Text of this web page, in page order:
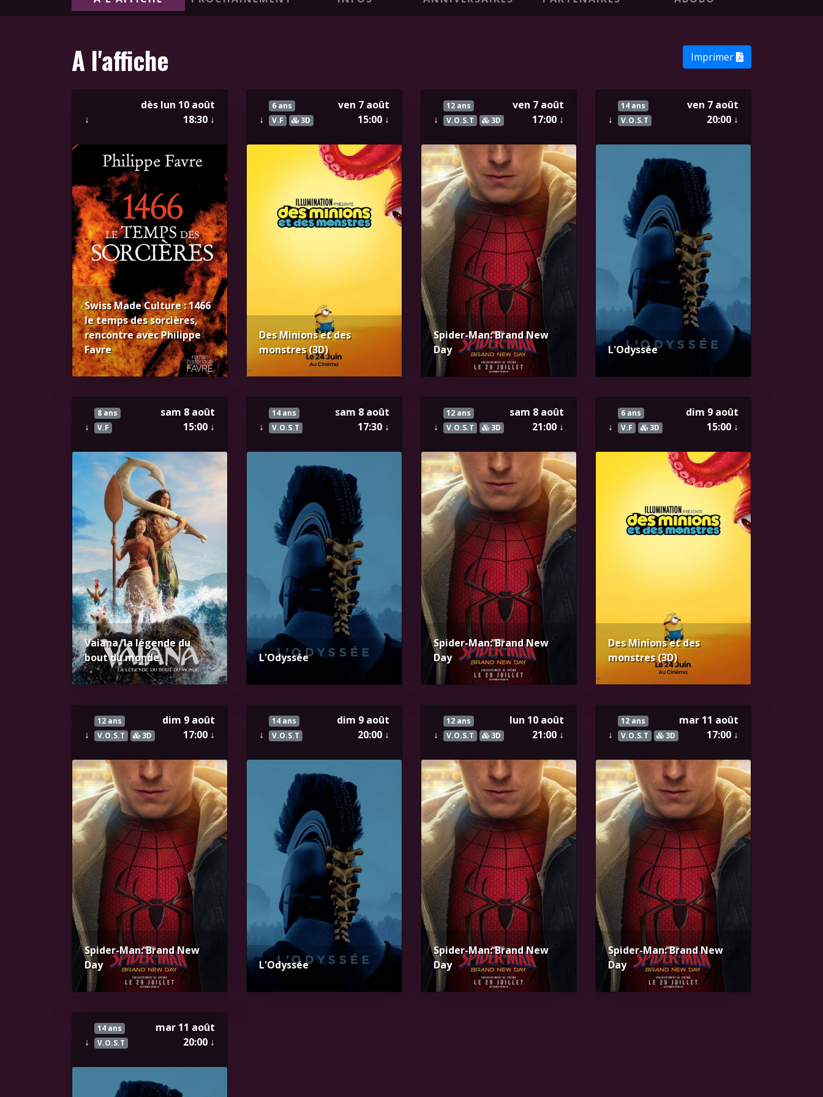
Imprimer
A l'affiche
↓
dès lun 10 août
18:30 ↓
Swiss Made Culture : 1466
le temps des sorcières,
rencontre avec Philippe
Favre
↓
6 ans
V.F
3D
ven 7 août
15:00 ↓
Des Minions et des
monstres (3D)
↓
12 ans
V.O.S.T
3D
ven 7 août
17:00 ↓
Spider-Man: Brand New
Day
↓
14 ans
V.O.S.T
ven 7 août
20:00 ↓
L'Odyssée
↓
8 ans
V.F
sam 8 août
15:00 ↓
Vaiana, la légende du
bout du monde
↓
14 ans
V.O.S.T
sam 8 août
17:30 ↓
L'Odyssée
↓
12 ans
V.O.S.T
3D
sam 8 août
21:00 ↓
Spider-Man: Brand New
Day
↓
6 ans
V.F
3D
dim 9 août
15:00 ↓
Des Minions et des
monstres (3D)
↓
12 ans
V.O.S.T
3D
dim 9 août
17:00 ↓
Spider-Man: Brand New
Day
↓
14 ans
V.O.S.T
dim 9 août
20:00 ↓
L'Odyssée
↓
12 ans
V.O.S.T
3D
lun 10 août
21:00 ↓
Spider-Man: Brand New
Day
↓
12 ans
V.O.S.T
3D
mar 11 août
17:00 ↓
Spider-Man: Brand New
Day
↓
14 ans
V.O.S.T
mar 11 août
20:00 ↓